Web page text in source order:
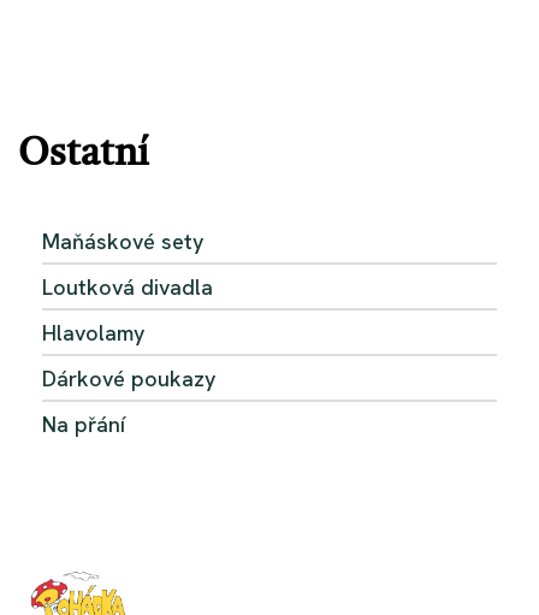
Ostatní
Maňáskové sety
Loutková divadla
Hlavolamy
Dárkové poukazy
Na přání